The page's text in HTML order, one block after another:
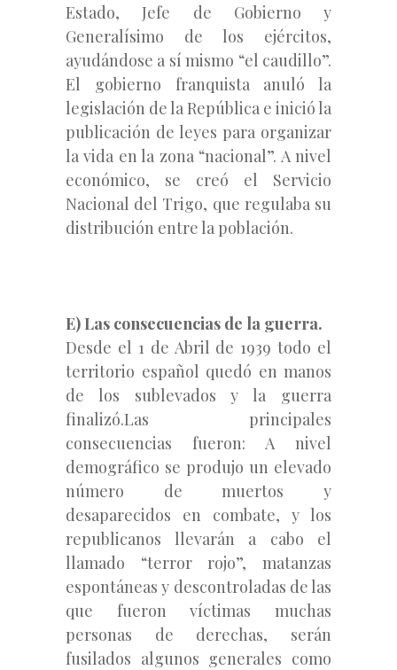
Estado, Jefe de Gobierno y
Generalísimo de los ejércitos,
ayudándose a sí mismo “el caudillo”.
El gobierno franquista anuló la
legislación de la República e inició la
publicación de leyes para organizar
la vida en la zona “nacional”. A nivel
económico, se creó el Servicio
Nacional del Trigo, que regulaba su
distribución entre la población.
E) Las consecuencias de la guerra.
Desde el 1 de Abril de 1939 todo el
territorio español quedó en manos
de los sublevados y la guerra
finalizó.Las principales
consecuencias fueron: A nivel
demográfico se produjo un elevado
número de muertos y
desaparecidos en combate, y los
republicanos llevarán a cabo el
llamado “terror rojo”, matanzas
espontáneas y descontroladas de las
que fueron víctimas muchas
personas de derechas, serán
fusilados algunos generales como